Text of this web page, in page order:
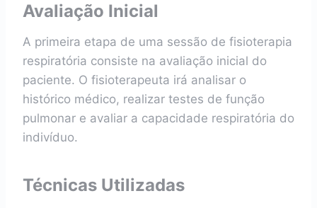
Avaliação Inicial
A primeira etapa de uma sessão de fisioterapia
respiratória consiste na avaliação inicial do
paciente. O fisioterapeuta irá analisar o
histórico médico, realizar testes de função
pulmonar e avaliar a capacidade respiratória do
indivíduo.
Técnicas Utilizadas